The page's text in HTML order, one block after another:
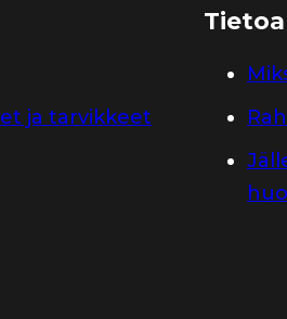
ja tarvikkeet